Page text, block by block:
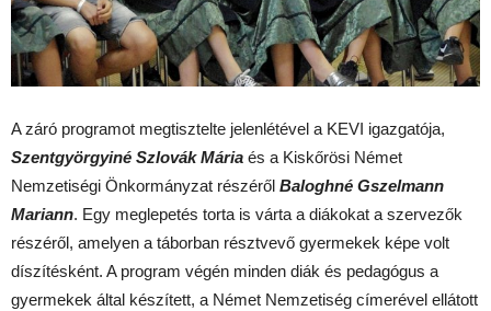
A záró programot megtisztelte jelenlétével a KEVI igazgatója,
Szentgyörgyiné Szlovák Mária és a Kiskőrösi Német
Nemzetiségi Önkormányzat részéről Baloghné Gszelmann
Mariann. Egy meglepetés torta is várta a diákokat a szervezők
részéről, amelyen a táborban résztvevő gyermekek képe volt
díszítésként. A program végén minden diák és pedagógus a
gyermekek által készített, a Német Nemzetiség címerével ellátott